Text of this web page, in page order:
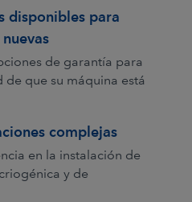
disponibles para
de garantía para
que su máquina está
complejas
en la instalación de
y de